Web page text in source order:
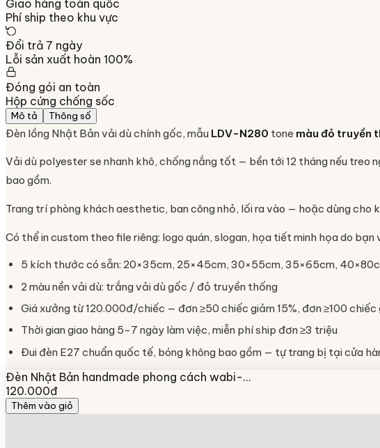
Giao hàng toàn quốc
Phí ship theo khu vực
Đổi trả 7 ngày
Lỗi sản xuất hoàn 100%
Đóng gói an toàn
Hộp cứng chống sốc
Mô tả Thông số
Đèn lồng Nhật Bản vải dù chính gốc, mẫu LDV-N280 tone màu đỏ truyền
Vải dù polyester se nhanh khô, chống nắng tốt — bền tới 12 tháng nếu treo
bao gồm.
Trang trí phòng khách aesthetic, ban công nhỏ, lối ra vào — hoặc dùng
Có thể in custom theo file riêng: logo quán, slogan, họa tiết minh họa do
5 kích thước có sẵn: 20×35cm, 25×45cm, 30×55cm, 35×65cm,
2 màu nền vải dù: trắng vải dù gốc / đỏ truyền thống
Giá xưởng từ 120.000đ/chiếc — đơn ≥50 chiếc giảm 15%, đơn ≥100 chiếc
Thời gian giao hàng 5-7 ngày làm việc, miễn phí ship đơn ≥3 triệu
Đui đèn E27 chuẩn quốc tế, bóng không bao gồm — tự trang bị tại cửa
Đèn Nhật Bản handmade phong cách wabi-…
120.000đ
Thêm vào giỏ